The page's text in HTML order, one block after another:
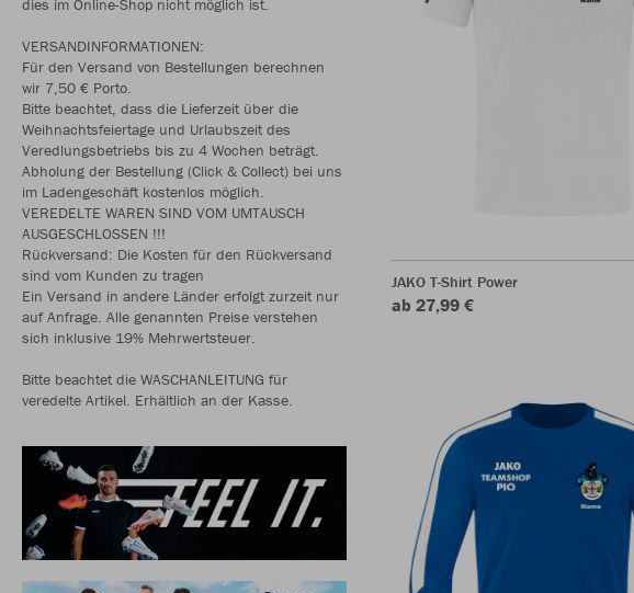
dies im Online-Shop nicht möglich ist.
VERSANDINFORMATIONEN:
Für den Versand von Bestellungen berechnen
wir 7,50 € Porto.
Bitte beachtet, dass die Lieferzeit über die
Weihnachtsfeiertage und Urlaubszeit des
Veredlungsbetriebs bis zu 4 Wochen beträgt.
Abholung der Bestellung (Click & Collect) bei uns
im Ladengeschäft kostenlos möglich.
VEREDELTE WAREN SIND VOM UMTAUSCH
AUSGESCHLOSSEN !!!
Rückversand: Die Kosten für den Rückversand
sind vom Kunden zu tragen
Ein Versand in andere Länder erfolgt zurzeit nur
auf Anfrage. Alle genannten Preise verstehen
sich inklusive 19% Mehrwertsteuer.
Bitte beachtet die WASCHANLEITUNG für
veredelte Artikel. Erhältlich an der Kasse.
JAKO T-Shirt Power
ab 27,99 €